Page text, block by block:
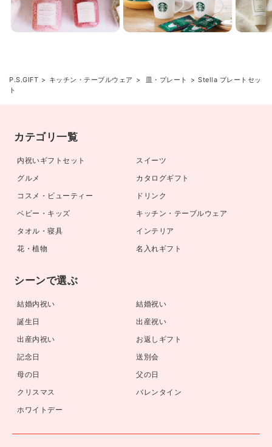
P.S.GIFT キッチン・テーブルウェア 皿・プレート
Stella プレートセッ
ト
カテゴリ一覧
内祝いギフトセット
スイーツ
グルメ
カタログギフト
コスメ・ビューティー
ドリンク
ベビー・キッズ
キッチン・テーブルウェア
タオル・寝具
インテリア
花・植物
名入れギフト
シーンで選ぶ
結婚内祝い
結婚祝い
誕生日
出産祝い
出産内祝い
お返しギフト
記念日
送別会
母の日
父の日
クリスマス
バレンタイン
ホワイトデー